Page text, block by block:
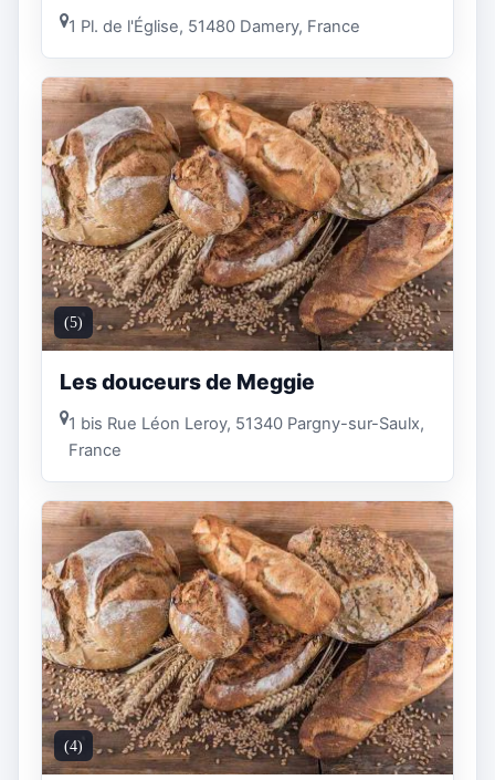
1 Pl. de l'Église, 51480 Damery, France
(5)
Les douceurs de Meggie
1 bis Rue Léon Leroy, 51340 Pargny-sur-Saulx,
France
(4)